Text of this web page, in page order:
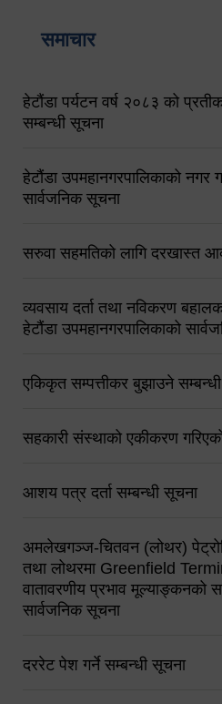
समाचार
हेटौंडा पर्यटन वर्ष २०८३ को प्रतीक
सम्बन्धी सूचना
हेटौंडा उपमहानगरपालिकाको नगर
सार्वजनिक सूचना
सरुवा सहमतिको लागि दरखास्त
व्यवसाय दर्ता तथा नविकरण
हेटौंडा उपमहानगरपालिकाको
एकिकृत सम्पत्तीकर बुझाउने
सहकारी संस्थाको एकीकरण
आशय पत्र दर्ता सम्बन्धी सूचना
अमलेखगञ्ज-चितवन (लोथर)
तथा लोथरमा Greenfield
वातावरणीय प्रभाव मूल्याङ्कनको
सार्वजनिक सूचना
दररेट पेश गर्ने सम्बन्धी सूचना